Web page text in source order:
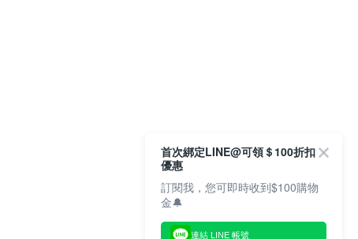
首次綁定LINE@可領＄100折扣
優惠
訂閱我，您可即時收到$100購物
金🔔
連結 LINE 帳號